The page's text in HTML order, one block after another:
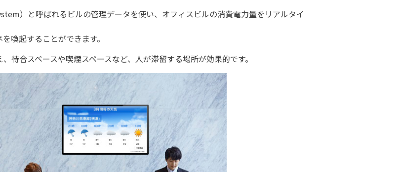
）と呼ばれるビルの管理データを使い、オフィスビルの消費電力量をリアルタイ
喚起することができます。
待合スペースや喫煙スペースなど、人が滞留する場所が効果的です。